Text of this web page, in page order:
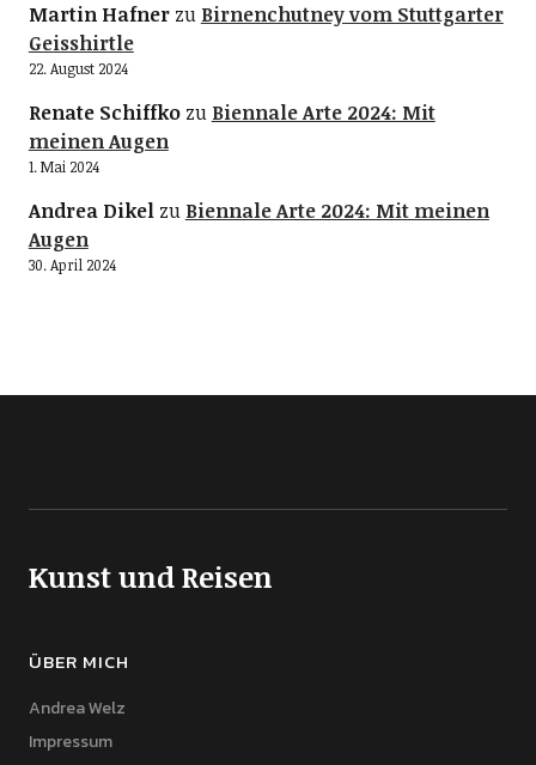
Martin Hafnerzu Birnenchutney vom Stuttgarter
Geisshirtle
22. August 2024
Renate Schiffkozu Biennale Arte 2024: Mit
meinen Augen
1. Mai 2024
Andrea Dikelzu Biennale Arte 2024: Mit meinen
Augen
30. April 2024
Kunst und Reisen
ÜBER MICH
Andrea Welz
Impressum